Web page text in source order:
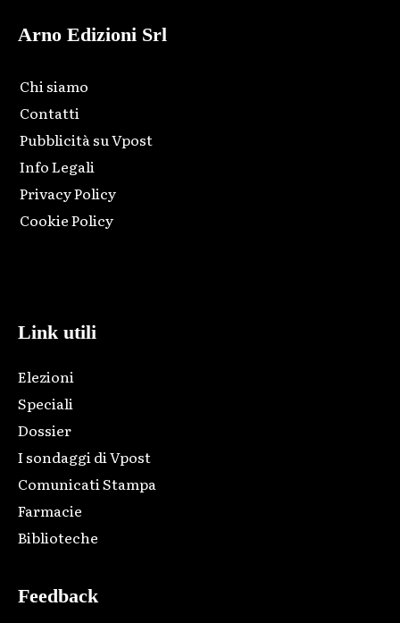
Arno Edizioni Srl
Chi siamo
Contatti
Pubblicità su Vpost
Info Legali
Privacy Policy
Cookie Policy
Link utili
Elezioni
Speciali
Dossier
I sondaggi di Vpost
Comunicati Stampa
Farmacie
Biblioteche
Feedback